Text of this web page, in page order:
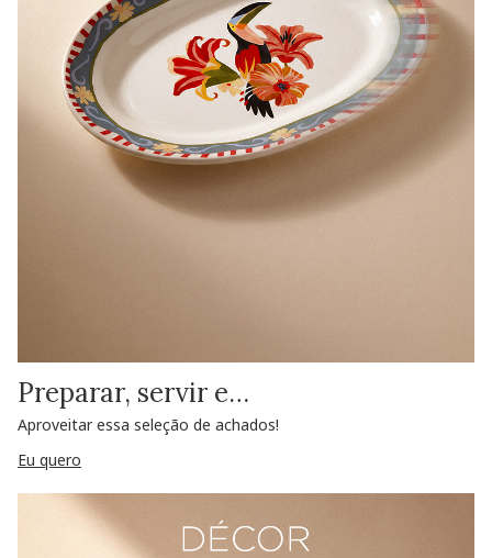
Preparar, servir e…
Aproveitar essa seleção de achados!
Eu quero